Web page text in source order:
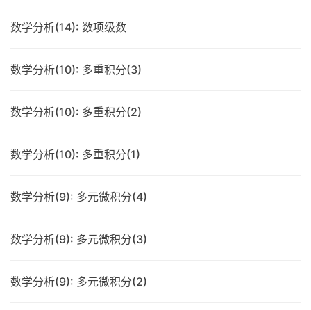
数学分析(14): 数项级数
数学分析(10): 多重积分(3)
数学分析(10): 多重积分(2)
数学分析(10): 多重积分(1)
数学分析(9): 多元微积分(4)
数学分析(9): 多元微积分(3)
数学分析(9): 多元微积分(2)